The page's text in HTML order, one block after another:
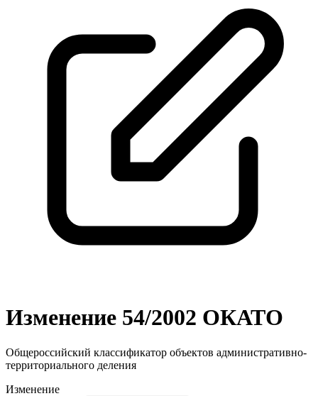
Изменение 54/2002 ОКАТО
Общероссийский классификатор объектов административно-
территориального деления
Изменение